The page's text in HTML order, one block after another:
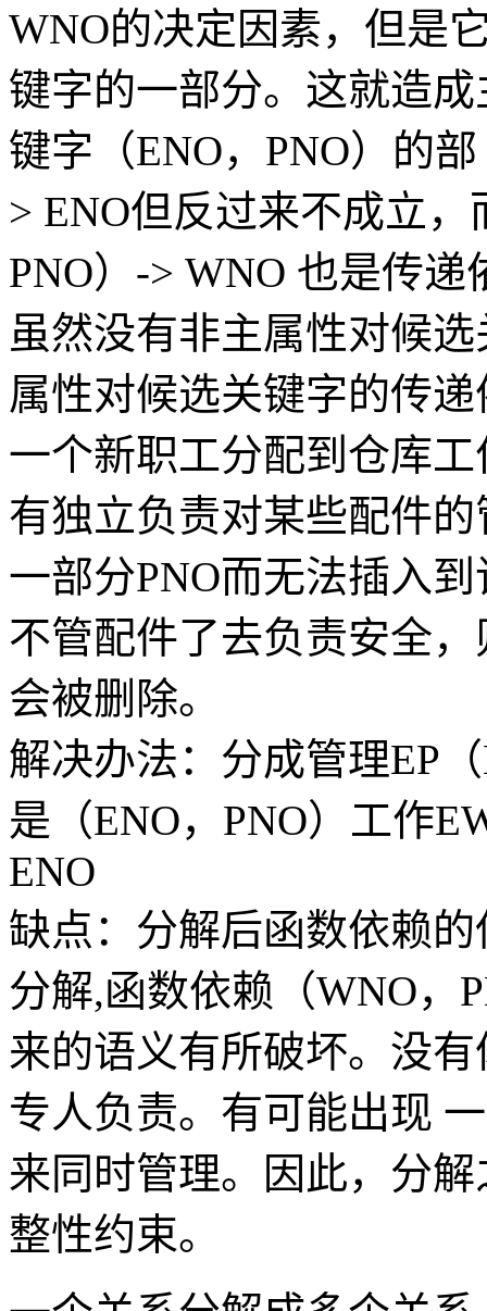
WNO的决定因素，但是
键字的一部分。这就造
键字（ENO，PNO）的
> ENO但反过来不成立
PNO）-> WNO 也是传递
虽然没有非主属性对候
属性对候选关键字的传
一个新职工分配到仓库
有独立负责对某些配件
一部分PNO而无法插入
不管配件了去负责安全
会被删除。
解决办法：分成管理EP
是（ENO，PNO）工作
ENO
缺点：分解后函数依赖
分解,函数依赖（WNO，
来的语义有所破坏。没
专人负责。有可能出现
来同时管理。因此，分
整性约束。